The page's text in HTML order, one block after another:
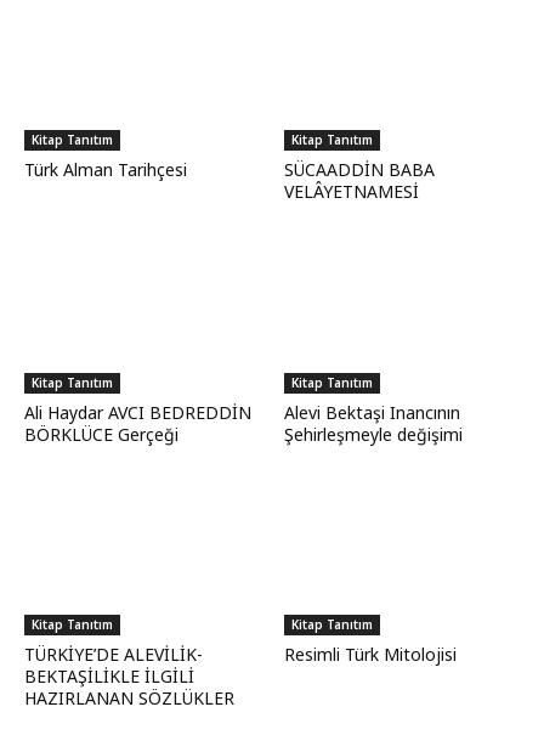
Kitap Tanıtım
Türk Alman Tarihçesi
Kitap Tanıtım
SÜCAADDİN BABA
VELÂYETNAMESİ
Kitap Tanıtım
Ali Haydar AVCI BEDREDDİN
BÖRKLÜCE Gerçeği
Kitap Tanıtım
Alevi Bektaşi Inancının
Şehirleşmeyle değişimi
Kitap Tanıtım
TÜRKİYE’DE ALEVİLİK-
BEKTAŞİLİKLE İLGİLİ
HAZIRLANAN SÖZLÜKLER
Kitap Tanıtım
Resimli Türk Mitolojisi